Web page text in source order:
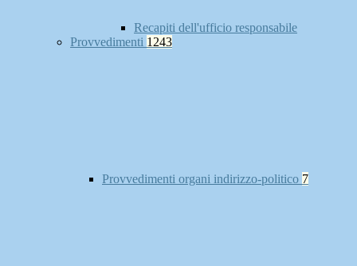
Recapiti dell'ufficio responsabile
Provvedimenti 1243
Provvedimenti organi indirizzo-politico 7